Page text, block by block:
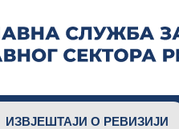
ИЗВЈЕШТАЈИ О РЕВИЗИЈИ